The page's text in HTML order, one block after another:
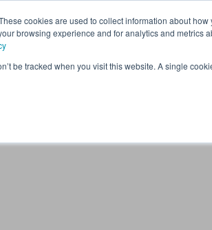
cookies are used to collect information about
browsing experience and for analytics and metrics
be tracked when you visit this website. A single
Kuluttajille Kiinteistöyhtiöille